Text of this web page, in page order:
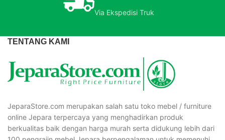
Via Ekspedisi Truk
TENTANG KAMI
JeparaStore.com merupakan salah satu toko mebel / furniture
online Jepara terpercaya yang menghadirkan produk
berkualitas baik dengan harga murah serta didukung lebih dari